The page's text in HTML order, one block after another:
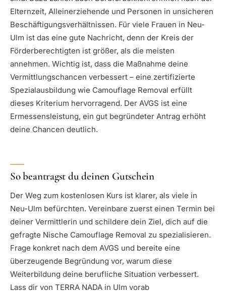
Elternzeit, Alleinerziehende und Personen in unsicheren
Beschäftigungsverhältnissen. Für viele Frauen in Neu-
Ulm ist das eine gute Nachricht, denn der Kreis der
Förderberechtigten ist größer, als die meisten
annehmen. Wichtig ist, dass die Maßnahme deine
Vermittlungschancen verbessert – eine zertifizierte
Spezialausbildung wie Camouflage Removal erfüllt
dieses Kriterium hervorragend. Der AVGS ist eine
Ermessensleistung, ein gut begründeter Antrag erhöht
deine Chancen deutlich.
So beantragst du deinen Gutschein
Der Weg zum kostenlosen Kurs ist klarer, als viele in
Neu-Ulm befürchten. Vereinbare zuerst einen Termin bei
deiner Vermittlerin und schildere dein Ziel, dich auf die
gefragte Nische Camouflage Removal zu spezialisieren.
Frage konkret nach dem AVGS und bereite eine
überzeugende Begründung vor, warum diese
Weiterbildung deine berufliche Situation verbessert.
Lass dir von TERRA NADA in Ulm vorab